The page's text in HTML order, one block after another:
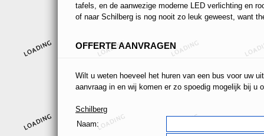
tafels, en de aanwezige moderne LED verlichting en
of naar Schilberg is nog nooit zo leuk geweest, want
OFFERTE AANVRAGEN
Wilt u weten hoeveel het huren van een bus voor uw
aanvraag in en wij komen er zo spoedig mogelijk bij u
Schilberg
Naam: